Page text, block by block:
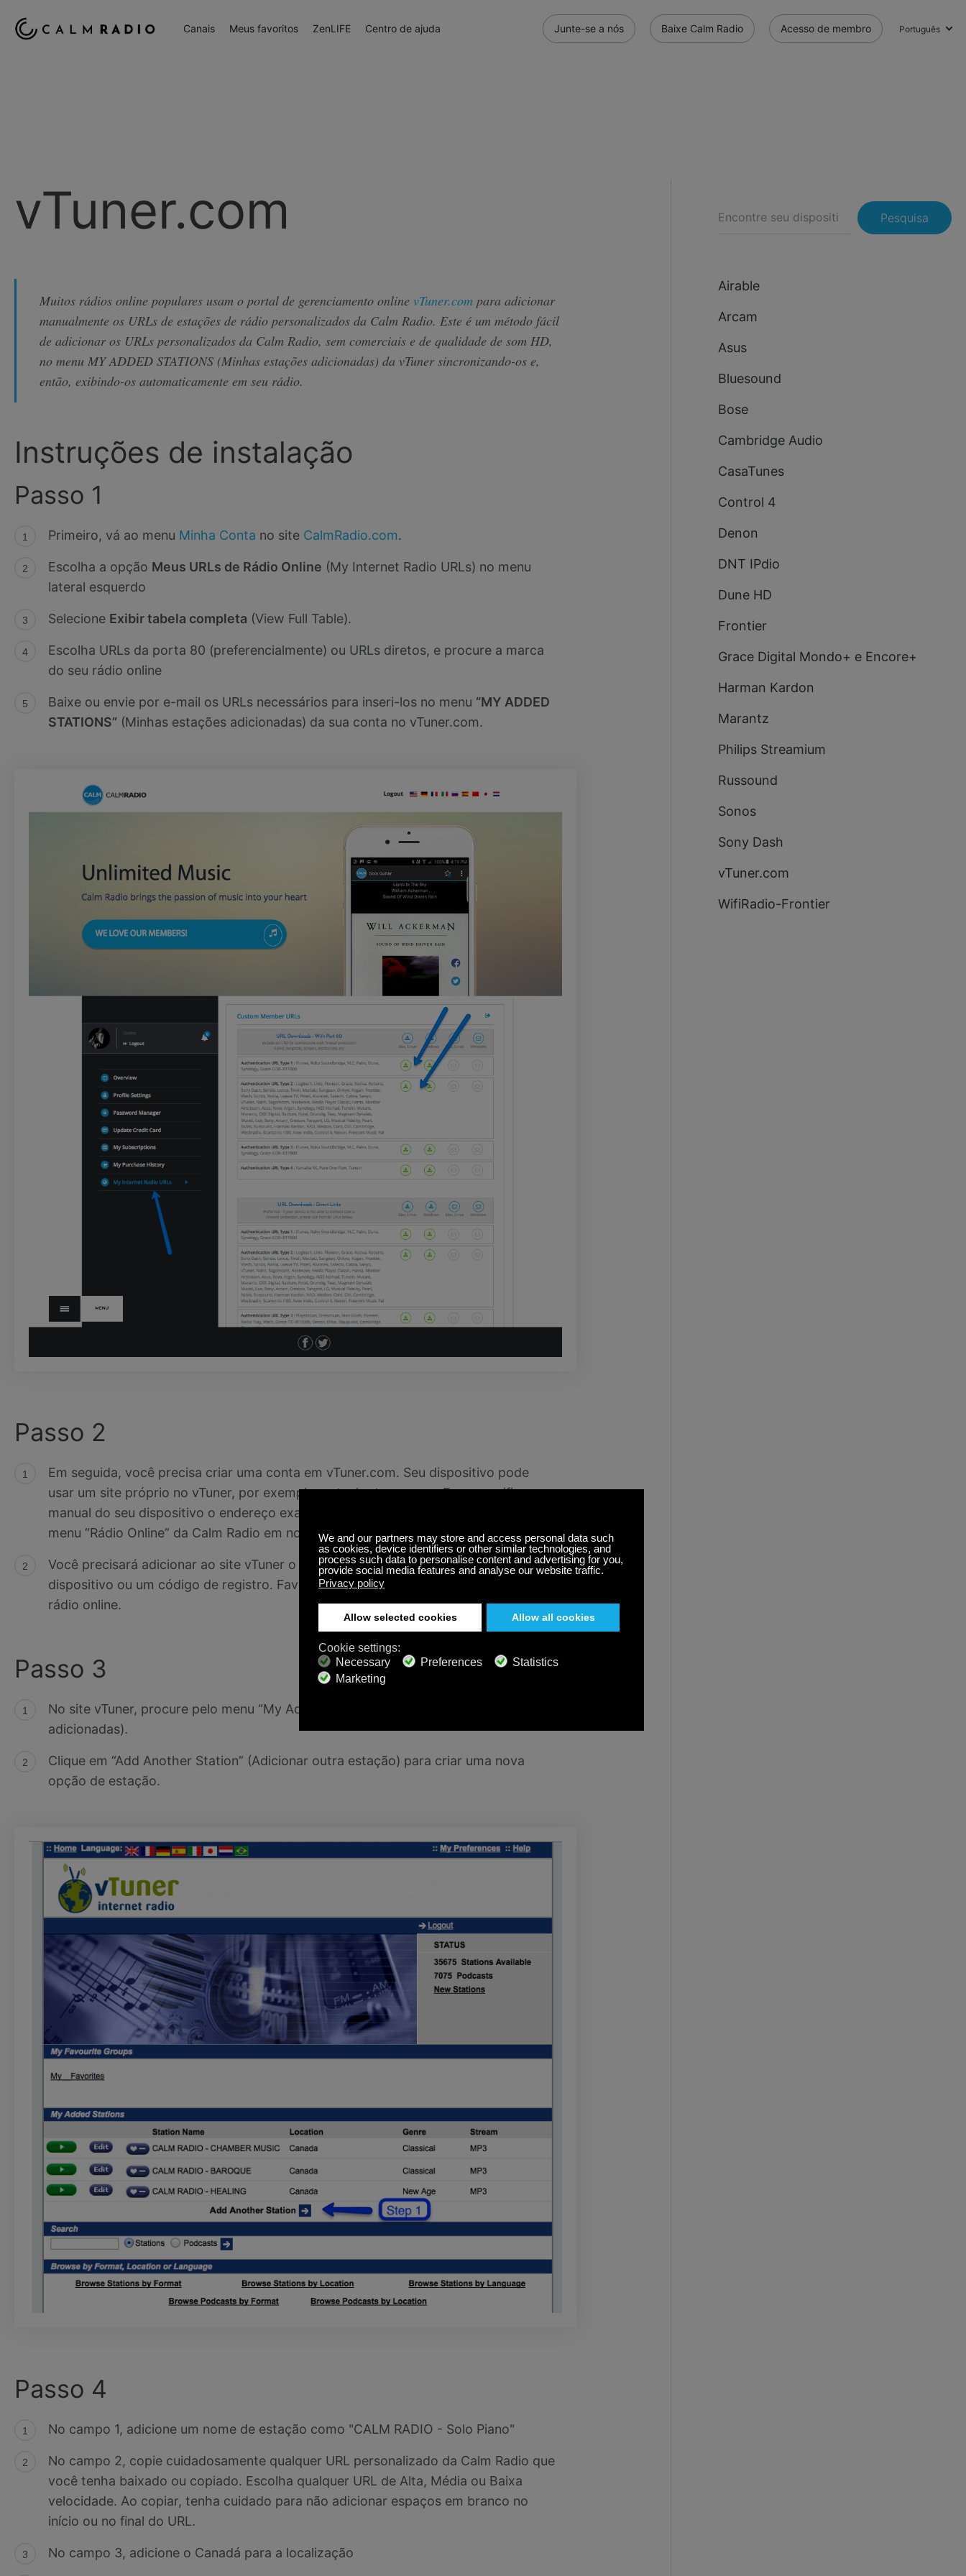
Canais Meus favoritos ZenLIFE Centro de ajuda Junte-se a nós Baixe Calm Radio Acesso de membro Português
vTuner.com
Muitos rádios online populares usam o portal de gerenciamento online vTuner.com para adicionar
manualmente os URLs de estações de rádio personalizados da Calm Radio. Este é um método fácil
de adicionar os URLs personalizados da Calm Radio, sem comerciais e de qualidade de som HD,
no menu MY ADDED STATIONS (Minhas estações adicionadas) da vTuner sincronizando-os e,
então, exibindo-os automaticamente em seu rádio.
Instruções de instalação
Passo 1
Primeiro, vá ao menu Minha Conta no site CalmRadio.com.
Escolha a opção Meus URLs de Rádio Online (My Internet Radio URLs) no menu
lateral esquerdo
Selecione Exibir tabela completa (View Full Table).
Escolha URLs da porta 80 (preferencialmente) ou URLs diretos, e procure a marca
do seu rádio online
Baixe ou envie por e-mail os URLs necessários para inseri-los no menu “MY ADDED
STATIONS”(Minhas estações adicionadas) da sua conta no vTuner.com.
Passo 2
Em seguida, você precisa criar uma conta em vTuner.com. Seu dispositivo pode
usar um site próprio no vTuner, por exemplo... vtech.vtuner.com. Favor, verificar no
manual do seu dispositivo o endereço exato do site. Você também pode visitar o
menu “Rádio Online” da Calm Radio em nosso site para obter mais detalhes.
Você precisará adicionar ao site vTuner o endereço MAC (MAC adress) do seu
dispositivo ou um código de registro. Favor, conferir detalhes no manual do seu
rádio online.
Passo 3
No site vTuner, procure pelo menu “My Added Stations” (Minhas estações
adicionadas).
Clique em “Add Another Station” (Adicionar outra estação) para criar uma nova
opção de estação.
Passo 4
No campo 1, adicione um nome de estação como "CALM RADIO - Solo Piano"
No campo 2, copie cuidadosamente qualquer URL personalizado da Calm Radio que
você tenha baixado ou copiado. Escolha qualquer URL de Alta, Média ou Baixa
velocidade. Ao copiar, tenha cuidado para não adicionar espaços em branco no
início ou no final do URL.
No campo 3, adicione o Canadá para a localização
Pesquisa
Airable
Arcam
Asus
Bluesound
Bose
Cambridge Audio
CasaTunes
Control 4
Denon
DNT IPdio
Dune HD
Frontier
Grace Digital Mondo+ e Encore+
Harman Kardon
Marantz
Philips Streamium
Russound
Sonos
Sony Dash
vTuner.com
WifiRadio-Frontier